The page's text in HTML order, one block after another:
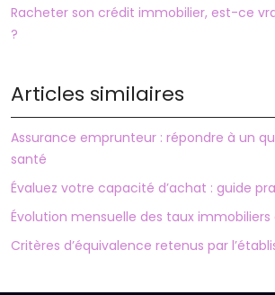
Racheter son crédit immobilier, est-ce
?
Articles similaires
Assurance emprunteur : répondre à un
santé
Évaluez votre capacité d’achat : guide
Évolution mensuelle des taux
Critères d’équivalence retenus par